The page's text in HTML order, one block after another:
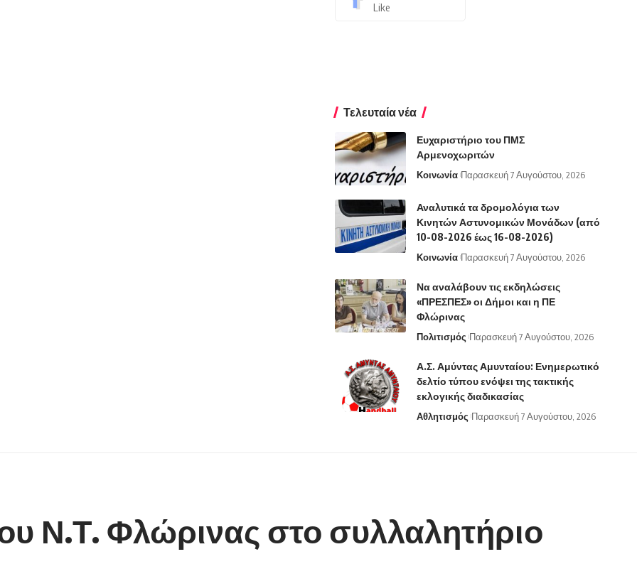
Like
Τελευταία νέα
Ευχαριστήριο του ΠΜΣ
Αρμενοχωριτών
Κοινωνία Παρασκευή 7 Αυγούστου, 2026
Αναλυτικά τα δρομολόγια των
Κινητών Αστυνομικών Μονάδων (από
10-08-2026 έως 16-08-2026)
Κοινωνία Παρασκευή 7 Αυγούστου, 2026
Να αναλάβουν τις εκδηλώσεις
«ΠΡΕΣΠΕΣ» οι Δήμοι και η ΠΕ
Φλώρινας
Πολιτισμός Παρασκευή 7 Αυγούστου, 2026
Α.Σ. Αμύντας Αμυνταίου: Ενημερωτικό
δελτίο τύπου ενόψει της τακτικής
εκλογικής διαδικασίας
Αθλητισμός Παρασκευή 7 Αυγούστου, 2026
Ν.Τ. Φλώρινας στο συλλαλητήριο